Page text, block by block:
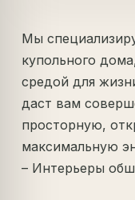
Мы
купольного
средой для
даст вам
просторную,
максимальную
– Интерьеры